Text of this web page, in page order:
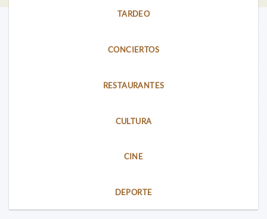
TARDEO
CONCIERTOS
RESTAURANTES
CULTURA
CINE
DEPORTE